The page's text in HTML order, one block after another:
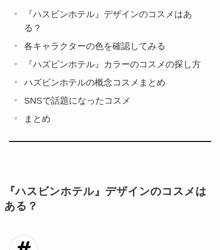
『ハスビンホテル』デザインのコスメはあ
る？
各キャラクターの色を確認してみる
『ハズビンホテル』カラーのコスメの探し方
ハズビンホテルの概念コスメまとめ
SNSで話題になったコスメ
まとめ
『ハスビンホテル』デザインのコスメは
ある？